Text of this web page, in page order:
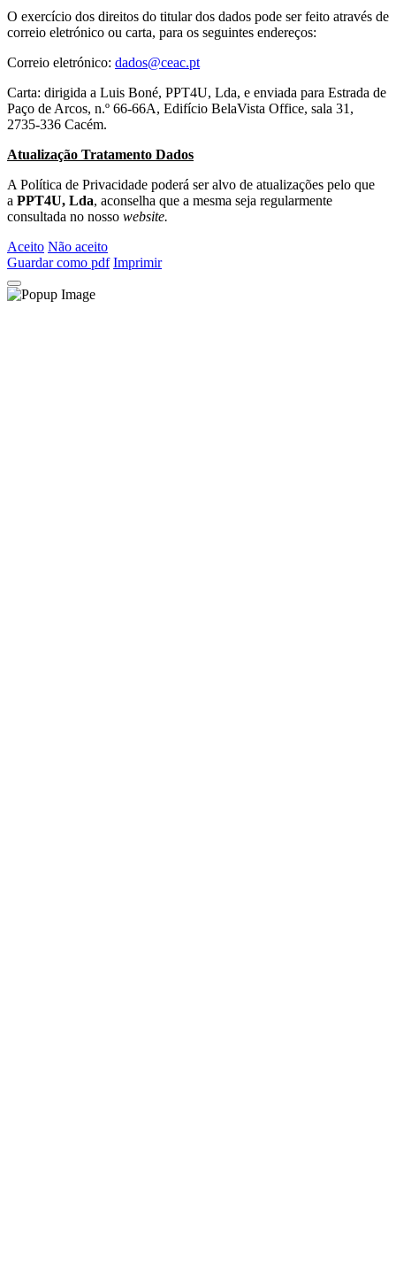
O exercício dos direitos do titular dos dados pode ser feito através de
correio eletrónico ou carta, para os seguintes endereços:
Correio eletrónico: dados@ceac.pt
Carta: dirigida a Luis Boné, PPT4U, Lda, e enviada para Estrada de
Paço de Arcos, n.º 66-66A, Edifício BelaVista Office, sala 31,
2735-336 Cacém.
Atualização Tratamento Dados
A Política de Privacidade poderá ser alvo de atualizações pelo que
a PPT4U, Lda, aconselha que a mesma seja regularmente
consultada no nosso website.
Aceito Não aceito
Guardar como pdf Imprimir